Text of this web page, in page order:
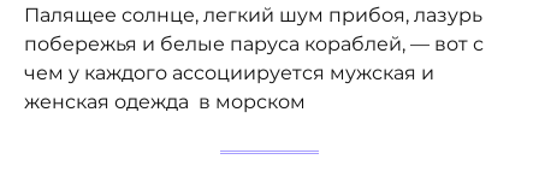
Палящее солнце, легкий шум прибоя, лазурь
побережья и белые паруса кораблей, — вот с
чем у каждого ассоциируется мужская и
женская одежда в морском